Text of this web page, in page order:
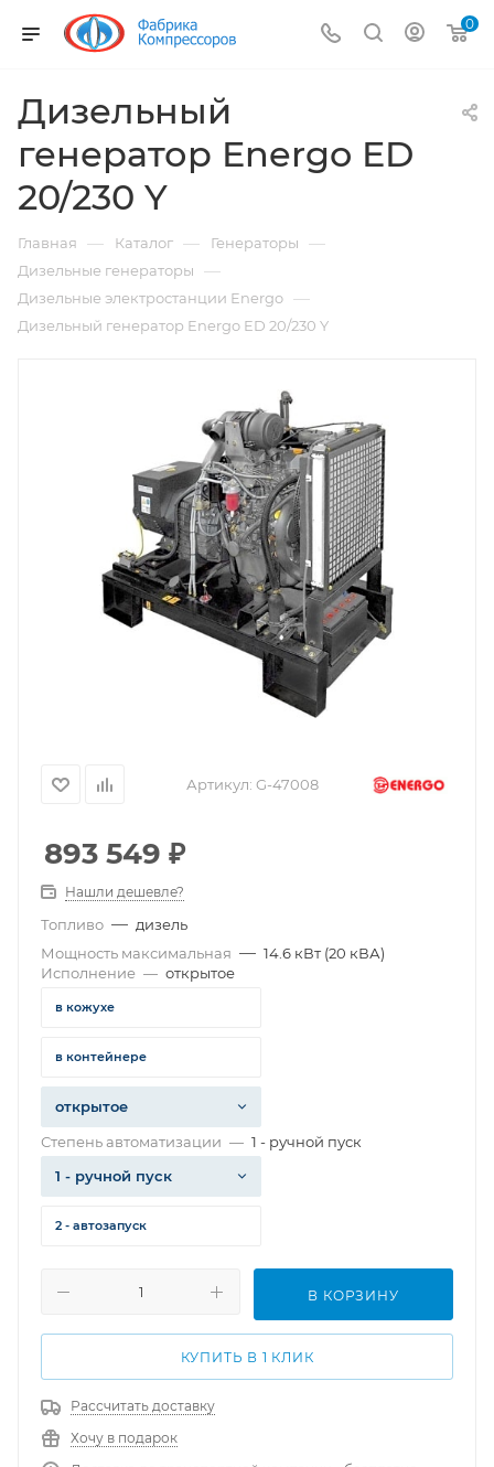
0
Дизельный
генератор Energo ED
20/230 Y
Главная — Каталог — Генераторы —
Дизельные генераторы —
Дизельные электростанции Energo —
Дизельный генератор Energo ED 20/230 Y
Артикул: G-47008
893 549 ₽
Нашли дешевле?
Топливо — дизель
Мощность максимальная — 14.6 кВт (20 кВА)
Исполнение — открытое
в кожухе
в контейнере
открытое
Степень автоматизации — 1 - ручной пуск
1 - ручной пуск
2 - автозапуск
В КОРЗИНУ
КУПИТЬ В 1 КЛИК
Рассчитать доставку
Хочу в подарок